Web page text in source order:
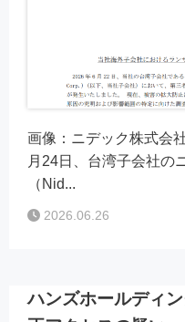
画像：ニデック株式会
月24日、台湾子会社の
（Nid...
2026.06.26
ハンズホールディ